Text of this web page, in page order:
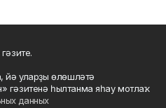
йә уларҙы өлөшләтә
гәзитенә һылтанма яһау мотлаҡ.
данных